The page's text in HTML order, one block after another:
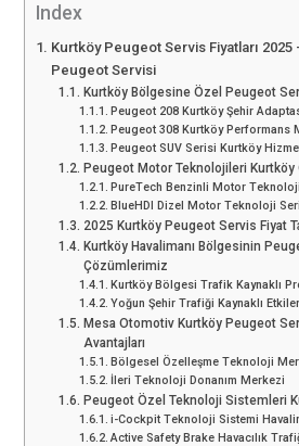
Index
Kurtköy Peugeot Servis Fiyatları
Peugeot Servisi
Kurtköy Bölgesine Özel Peugeot
Peugeot 208 Kurtköy Şehir
Peugeot 308 Kurtköy Performans
Peugeot SUV Serisi Kurtköy
Peugeot Motor Teknolojileri Kurtköy
PureTech Benzinli Motor
BlueHDI Dizel Motor Teknoloji
2025 Kurtköy Peugeot Servis Fiyat
Kurtköy Havalimanı Bölgesinin
Çözümlerimiz
Kurtköy Bölgesi Trafik Kaynaklı
Yoğun Şehir Trafiği Kaynaklı Etkiler
Mesa Otomotiv Kurtköy Peugeot
Avantajları
Bölgesel Özelleşme Teknoloji
İleri Teknoloji Donanım Merkezi
Peugeot Özel Teknoloji Sistemleri
i-Cockpit Teknoloji Sistemi
Active Safety Brake Havacılık